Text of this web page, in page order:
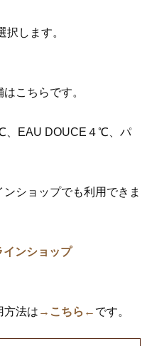
択します。
こちらです。
EAU DOUCE４℃、パ
ショップでも利用できま
ンショップ
方法は →こちら← です。